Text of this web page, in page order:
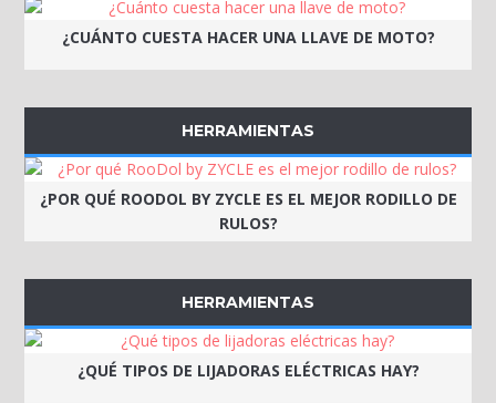
¿CUÁNTO CUESTA HACER UNA LLAVE DE MOTO?
HERRAMIENTAS
¿POR QUÉ ROODOL BY ZYCLE ES EL MEJOR RODILLO DE
RULOS?
HERRAMIENTAS
¿QUÉ TIPOS DE LIJADORAS ELÉCTRICAS HAY?